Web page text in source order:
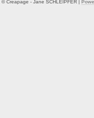
© Creapage - Jane SCHLEIPFER |